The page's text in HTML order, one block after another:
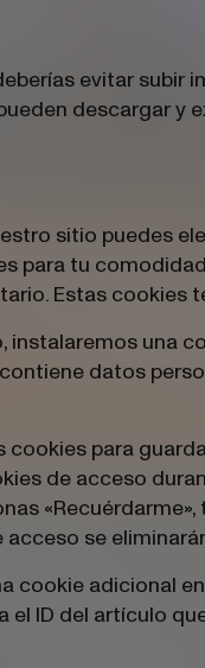
evitar subir
descargar y
sitio puedes
para tu
Estas cookies
una
datos
para
de acceso
se
cookie adicional
ID del artículo